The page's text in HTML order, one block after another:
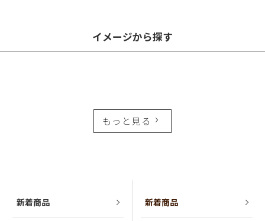
イメージから探す
もっと見る
新着商品 新着商品